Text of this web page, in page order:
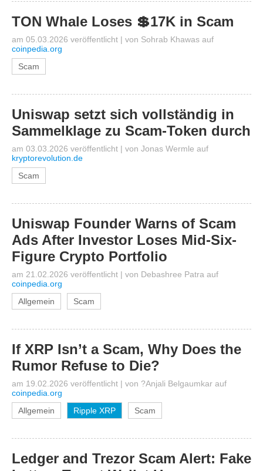
TON Whale Loses 💲17K in Scam
am 05.03.2026 veröffentlicht | von Sohrab Khawas auf
coinpedia.org
Scam
Uniswap setzt sich vollständig in
Sammelklage zu Scam-Token durch
am 03.03.2026 veröffentlicht | von Jonas Wermle auf
kryptorevolution.de
Scam
Uniswap Founder Warns of Scam
Ads After Investor Loses Mid-Six-
Figure Crypto Portfolio
am 21.02.2026 veröffentlicht | von Debashree Patra auf
coinpedia.org
Allgemein
Scam
If XRP Isn’t a Scam, Why Does the
Rumor Refuse to Die?
am 19.02.2026 veröffentlicht | von ?Anjali Belgaumkar auf
coinpedia.org
Allgemein
Ripple XRP Scam
Ledger and Trezor Scam Alert: Fake